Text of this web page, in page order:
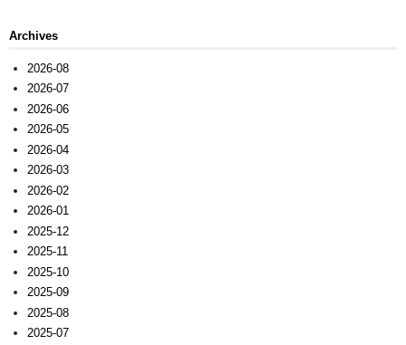
Archives
2026-08
2026-07
2026-06
2026-05
2026-04
2026-03
2026-02
2026-01
2025-12
2025-11
2025-10
2025-09
2025-08
2025-07